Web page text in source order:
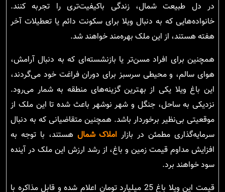
در دل طبیعت شمال، زندگی باکیفیت‌تری را تجربه کنند.
خانواده‌هایی که به دنبال ویلا برای سکونت دائم یا تعطیلات آخر
هفته هستند، از این ملک بهره‌مند خواهند شد.
همچنین برای افراد مسن‌تر یا بازنشسته‌ای که به دنبال آرامش،
هوای سالم، و محیطی سرسبز برای دوران فراغت خود می‌گردند،
این باغ ویلا یکی از بهترین گزینه‌های منطقه به شمار می‌رود.
نزدیکی به ساحل، جنگل و شهر نوشهر باعث شده تا این ملک از
موقعیتی بی‌نظیر برخوردار باشد. همچنین متقاضیانی که به دنبال
سرمایه‌گذاری مطمئن در بازار املاک شمال هستند، با توجه به
افزایش مداوم قیمت زمین و باغ، از رشد ارزش این ملک در آینده
سود خواهند برد.
قیمت این ویلا باغ 25 میلیارد تومان اعلام شده و قابل مذاکره با